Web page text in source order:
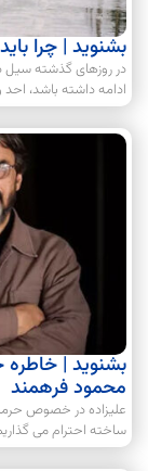
بشنوید | چرا
در روزهای گذشته سیل
ادامه داشته باشد،
بشنوید | خاطره
محمود فرهمند
علیزاده در خصوص
ساخته احترام می